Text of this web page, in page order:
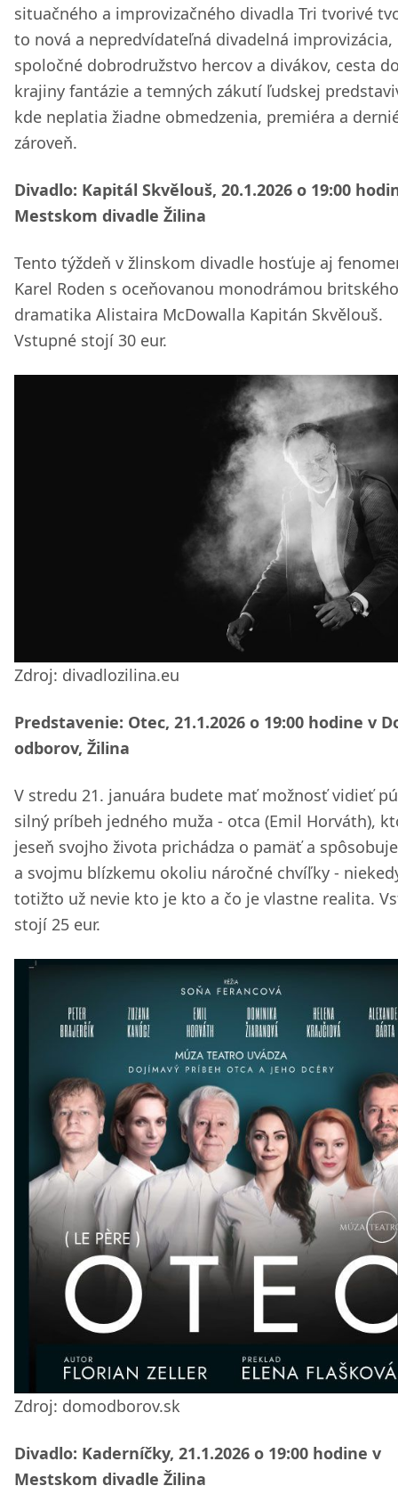
situačného a improvizačného divadla Tri tvorivé
to nová a nepredvídateľná divadelná improvizácia,
spoločné dobrodružstvo hercov a divákov, cesta
krajiny fantázie a temných zákutí ľudskej
kde neplatia žiadne obmedzenia, premiéra a
zároveň.
Divadlo: Kapitál Skvělouš, 20.1.2026 o 19:00
Mestskom divadle Žilina
Tento týždeň v žlinskom divadle hosťuje aj
Karel Roden s oceňovanou monodrámou britského
dramatika Alistaira McDowalla Kapitán Skvělouš.
Vstupné stojí 30 eur.
Zdroj: divadlozilina.eu
Predstavenie: Otec, 21.1.2026 o 19:00 hodine v
odborov, Žilina
V stredu 21. januára budete mať možnosť vidieť
silný príbeh jedného muža - otca (Emil Horváth),
jeseň svojho života prichádza o pamäť a
a svojmu blízkemu okoliu náročné chvíľky -
totižto už nevie kto je kto a čo je vlastne realita.
stojí 25 eur.
Zdroj: domodborov.sk
Divadlo: Kaderníčky, 21.1.2026 o 19:00 hodine v
Mestskom divadle Žilina